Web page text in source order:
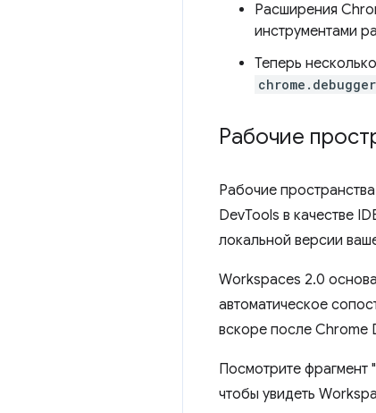
Расширения
инструментами
Теперь
chrome.debugger
Рабочие
Рабочие
DevTools в качестве
локальной версии
Workspaces 2.0
автоматическое
вскоре после Chrome
Посмотрите фрагмент
чтобы увидеть